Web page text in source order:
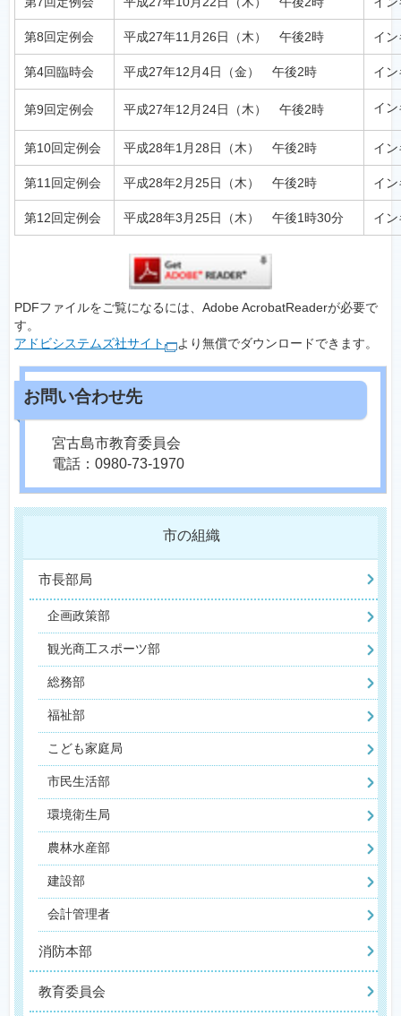
第8回定例会 平成27年11月26日（木） 午後2時 イ
第4回臨時会 平成27年12月4日（金） 午後2時 イ
第9回定例会 平成27年12月24日（木） 午後2時 イ
第10回定例会 平成28年1月28日（木） 午後2時 イ
第11回定例会 平成28年2月25日（木） 午後2時 イ
第12回定例会 平成28年3月25日（木） 午後1時30分 イ
PDFファイルをご覧になるには、Adobe AcrobatReaderが必要で
す。
アドビシステムズ社サイト
より無償でダウンロードできます。
宮古島市教育委員会
電話：0980-73-1970
市の組織
市長部局
企画政策部
観光商工スポーツ部
総務部
福祉部
こども家庭局
市民生活部
環境衛生局
農林水産部
建設部
会計管理者
消防本部
教育委員会